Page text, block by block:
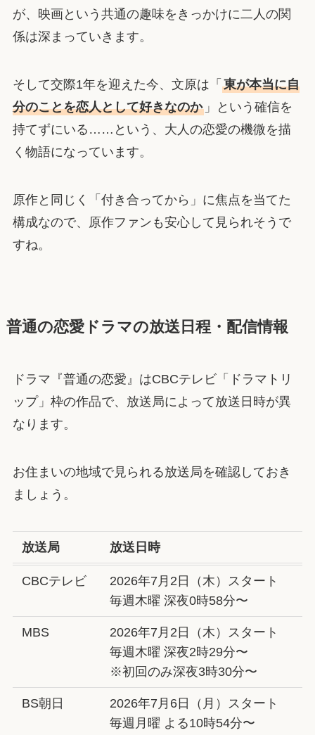
が、映画という共通の趣味をきっかけに二人の関
係は深まっていきます。
そして交際1年を迎えた今、文原は「 東が本当に自
分のことを恋人として好きなのか」という確信を
持てずにいる……という、大人の恋愛の機微を描
く物語になっています。
原作と同じく「付き合ってから」に焦点を当てた
構成なので、原作ファンも安心して見られそうで
すね。
普通の恋愛ドラマの放送日程・配信情報
ドラマ『普通の恋愛』はCBCテレビ「ドラマトリ
ップ」枠の作品で、放送局によって放送日時が異
なります。
お住まいの地域で見られる放送局を確認しておき
ましょう。
放送局 放送日時
CBCテレビ
2026年7月2日（木）スタート
毎週木曜 深夜0時58分〜
MBS
2026年7月2日（木）スタート
毎週木曜 深夜2時29分〜
※初回のみ深夜3時30分〜
BS朝日
2026年7月6日（月）スタート
毎週月曜 よる10時54分〜